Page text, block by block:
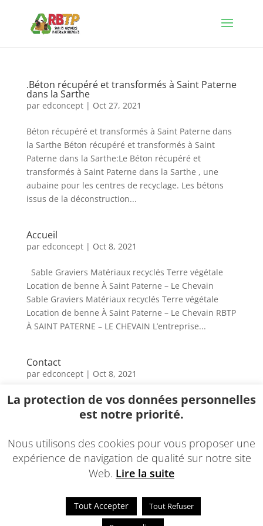
.Béton récupéré et transformés à Saint Paterne
dans la Sarthe
par edconcept| Oct 27, 2021
Béton récupéré et transformés à Saint Paterne dans
la Sarthe Béton récupéré et transformés à Saint
Paterne dans la Sarthe:Le Béton récupéré et
transformés à Saint Paterne dans la Sarthe , une
aubaine pour les centres de recyclage. Les bétons
issus de la déconstruction...
Accueil
par edconcept| Oct 8, 2021
Sable Graviers Matériaux recyclés Terre végétale
Location de benne À Saint Paterne – Le Chevain
Sable Graviers Matériaux recyclés Terre végétale
Location de benne À Saint Paterne – Le Chevain RBTP
À SAINT PATERNE – LE CHEVAIN L’entreprise...
Contact
par edconcept| Oct 8, 2021
LA PARCE DE MALÉFRE CONTACT Pour toute
demande de renseignements ou suggestions sur
répondrons dans les plus brefs délais. Contactez-
Nous E-mail rbtp@orange.fr Téléphone 06 75 19 22
77 / 02 33 28 81 57...
© 2021 - Une réalisationEDConcept24.fr-Mentions
La protection de vos données personnelles
est notre priorité.
Nous utilisons des cookies pour vous proposer une
expérience de navigation de qualité sur notre site
Web. Lire la suite
Tout Accepter
Tout Refuser